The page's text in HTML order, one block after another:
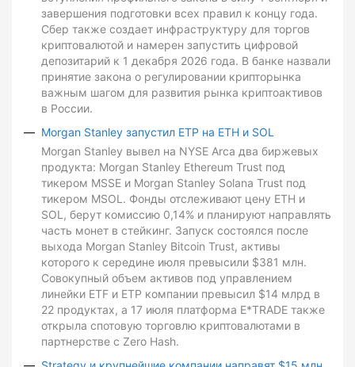
завершения подготовки всех правил к концу года.
Сбер также создает инфраструктуру для торгов
криптовалютой и намерен запустить цифровой
депозитарий к 1 декабря 2026 года. В банке назвали
принятие закона о регулировании крипторынка
важным шагом для развития рынка криптоактивов
в России.
Morgan Stanley запустил ETP на ETH и SOL
Morgan Stanley вывел на NYSE Arca два биржевых
продукта: Morgan Stanley Ethereum Trust под
тикером MSSE и Morgan Stanley Solana Trust под
тикером MSOL. Фонды отслеживают цену ETH и
SOL, берут комиссию 0,14% и планируют направлять
часть монет в стейкинг. Запуск состоялся после
выхода Morgan Stanley Bitcoin Trust, активы
которого к середине июля превысили $381 млн.
Совокупный объем активов под управлением
линейки ETF и ETP компании превысил $14 млрд в
22 продуктах, а 17 июля платформа E*TRADE также
открыла спотовую торговлю криптовалютами в
партнерстве с Zero Hash.